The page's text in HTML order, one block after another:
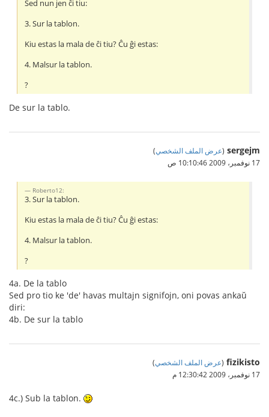
Sed nun jen ĉi tiu:
3. Sur la tablon.
Kiu estas la mala de ĉi tiu? Ĉu ĝi estas:
4. Malsur la tablon.
?
De sur la tablo.
sergejm
(عرض الملف الشخصي)
17 نوفمبر، 2009 10:10:46 ص
Roberto12:
3. Sur la tablon.
Kiu estas la mala de ĉi tiu? Ĉu ĝi estas:
4. Malsur la tablon.
?
4a. De la tablo
Sed pro tio ke 'de' havas multajn signifojn, oni povas ankaŭ
diri:
4b. De sur la tablo
fizikisto
(عرض الملف الشخصي)
17 نوفمبر، 2009 12:30:42 م
4c.) Sub la tablon.